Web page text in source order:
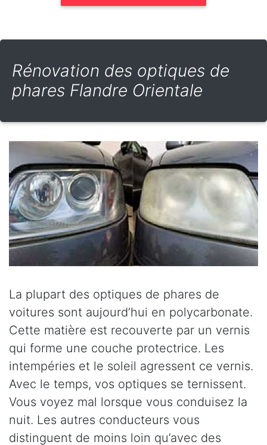
Rénovation des optiques de
phares Flandre Orientale
La plupart des optiques de phares de
voitures sont aujourd’hui en polycarbonate.
Cette matière est recouverte par un vernis
qui forme une couche protectrice. Les
intempéries et le soleil agressent ce vernis.
Avec le temps, vos optiques se ternissent.
Vous voyez mal lorsque vous conduisez la
nuit. Les autres conducteurs vous
distinguent de moins loin qu’avec des